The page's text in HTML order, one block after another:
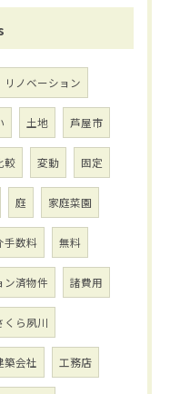
リノベーション
土地 芦屋市
較 変動 固定
庭 家庭菜園
手数料 無料
ン済物件 諸費用
くら夙川
築会社 工務店